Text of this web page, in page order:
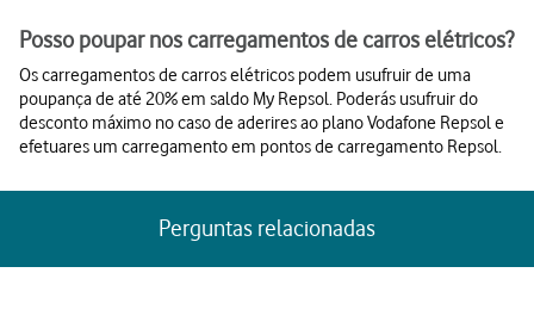
Posso poupar nos carregamentos de carros elétricos?
Os carregamentos de carros elétricos podem usufruir de uma
poupança de até 20% em saldo My Repsol. Poderás usufruir do
desconto máximo no caso de aderires ao plano Vodafone Repsol e
efetuares um carregamento em pontos de carregamento Repsol.
Perguntas relacionadas